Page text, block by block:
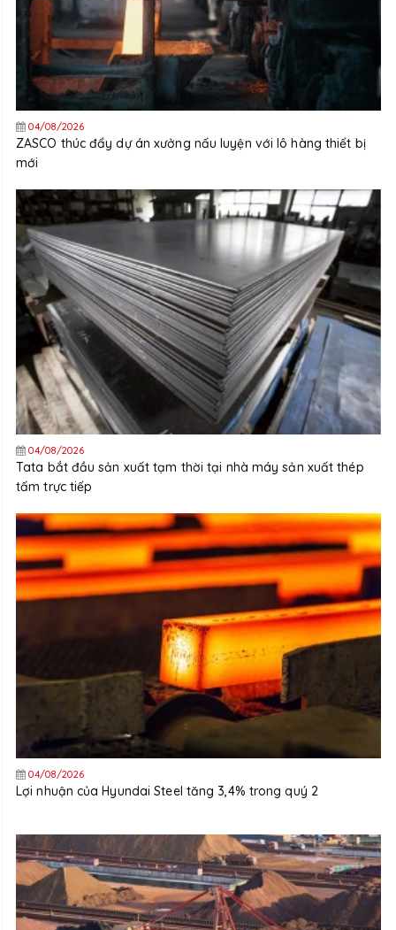
04/08/2026
ZASCO thúc đẩy dự án xưởng nấu luyện với lô hàng thiết bị
mới
04/08/2026
Tata bắt đầu sản xuất tạm thời tại nhà máy sản xuất thép
tấm trực tiếp
04/08/2026
Lợi nhuận của Hyundai Steel tăng 3,4% trong quý 2